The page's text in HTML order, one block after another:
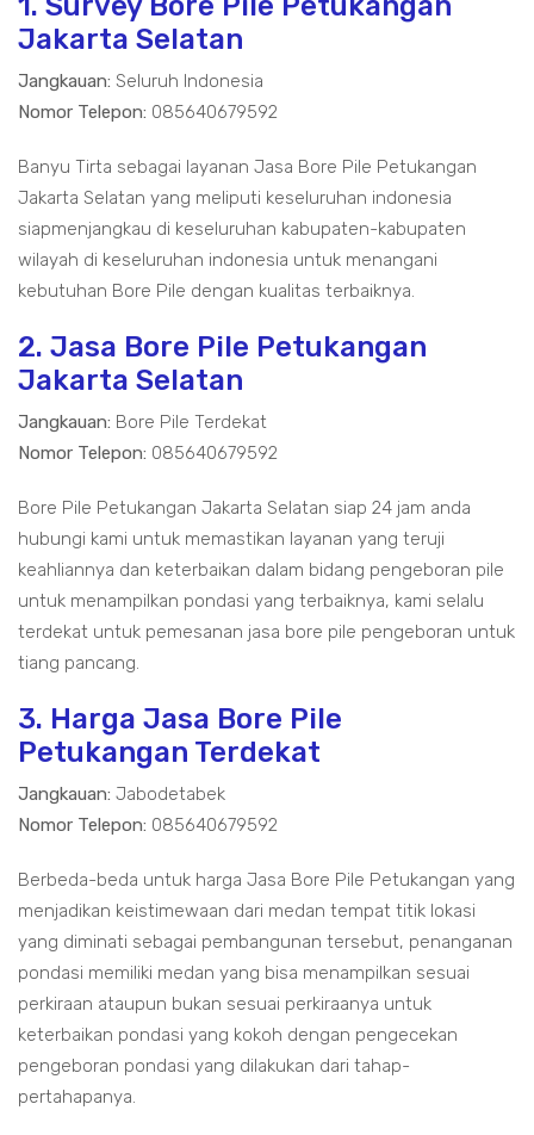
Jakarta Selatan
Jangkauan: Seluruh Indonesia
Nomor Telepon: 085640679592
Banyu Tirta sebagai layanan Jasa Bore Pile Petukangan
Jakarta Selatan yang meliputi keseluruhan indonesia
siapmenjangkau di keseluruhan kabupaten-kabupaten
wilayah di keseluruhan indonesia untuk menangani
kebutuhan Bore Pile dengan kualitas terbaiknya.
2. Jasa Bore Pile Petukangan
Jakarta Selatan
Jangkauan: Bore Pile Terdekat
Nomor Telepon: 085640679592
Bore Pile Petukangan Jakarta Selatan siap 24 jam anda
hubungi kami untuk memastikan layanan yang teruji
keahliannya dan keterbaikan dalam bidang pengeboran pile
untuk menampilkan pondasi yang terbaiknya, kami selalu
terdekat untuk pemesanan jasa bore pile pengeboran untuk
tiang pancang.
3. Harga Jasa Bore Pile
Petukangan Terdekat
Jangkauan: Jabodetabek
Nomor Telepon: 085640679592
Berbeda-beda untuk harga Jasa Bore Pile Petukangan yang
menjadikan keistimewaan dari medan tempat titik lokasi
yang diminati sebagai pembangunan tersebut, penanganan
pondasi memiliki medan yang bisa menampilkan sesuai
perkiraan ataupun bukan sesuai perkiraanya untuk
keterbaikan pondasi yang kokoh dengan pengecekan
pengeboran pondasi yang dilakukan dari tahap-
pertahapanya.